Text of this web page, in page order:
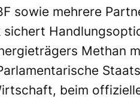
sowie mehrere
Methan
beim